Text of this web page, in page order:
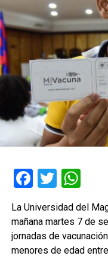
Facebook
Twitter
La Universidad del
mañana martes 7 de
jornadas de
menores de edad